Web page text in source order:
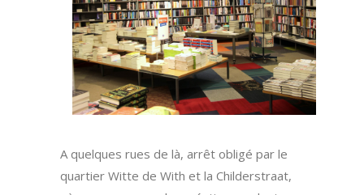
A quelques rues de là, arrêt obligé par le
quartier Witte de With et la Childerstraat,